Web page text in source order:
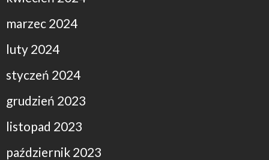
marzec 2024
luty 2024
styczeń 2024
grudzień 2023
listopad 2023
październik 2023